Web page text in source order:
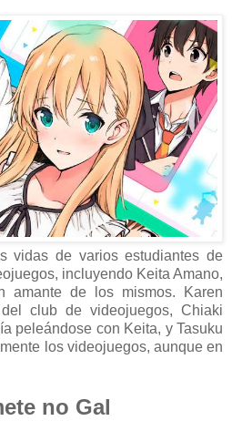
vidas de varios estudiantes de
incluyendo Keita Amano,
amante de los mismos. Karen
club de videojuegos, Chiaki
peleándose con Keita, y Tasuku
los videojuegos, aunque en
no Gal